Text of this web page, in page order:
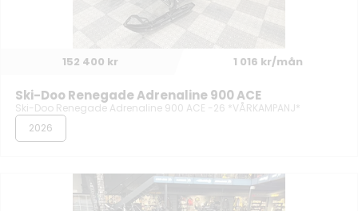
152 400 kr 1 016 kr/mån
Ski-Doo Renegade Adrenaline 900 ACE
Ski-Doo Renegade Adrenaline 900 ACE -26 *VÅRKAMPANJ*
2026